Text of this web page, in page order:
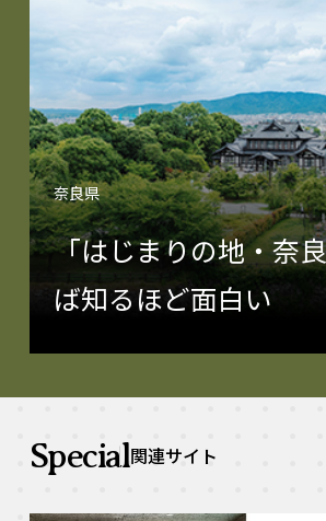
奈良県
「はじまりの地・奈
ば知るほど面白い
Special関連サイト